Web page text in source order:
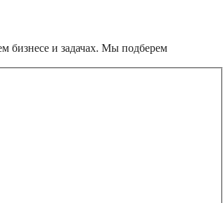
бизнесе и задачах. Мы подберем